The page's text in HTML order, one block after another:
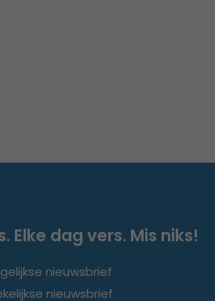
Elke dag vers. Mis niks!
nieuwsbrief
nieuwsbrief